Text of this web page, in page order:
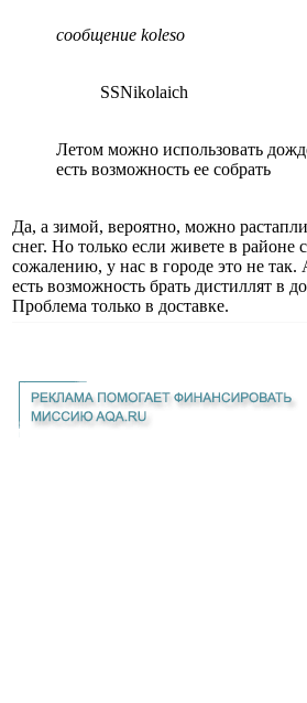
сообщение koleso
SSNikolaich
Летом можно использовать
есть возможность ее собрать
Да, а зимой, вероятно, можно
снег. Но только если живете в районе
сожалению, у нас в городе это не так.
есть возможность брать дистиллят в
Проблема только в доставке.